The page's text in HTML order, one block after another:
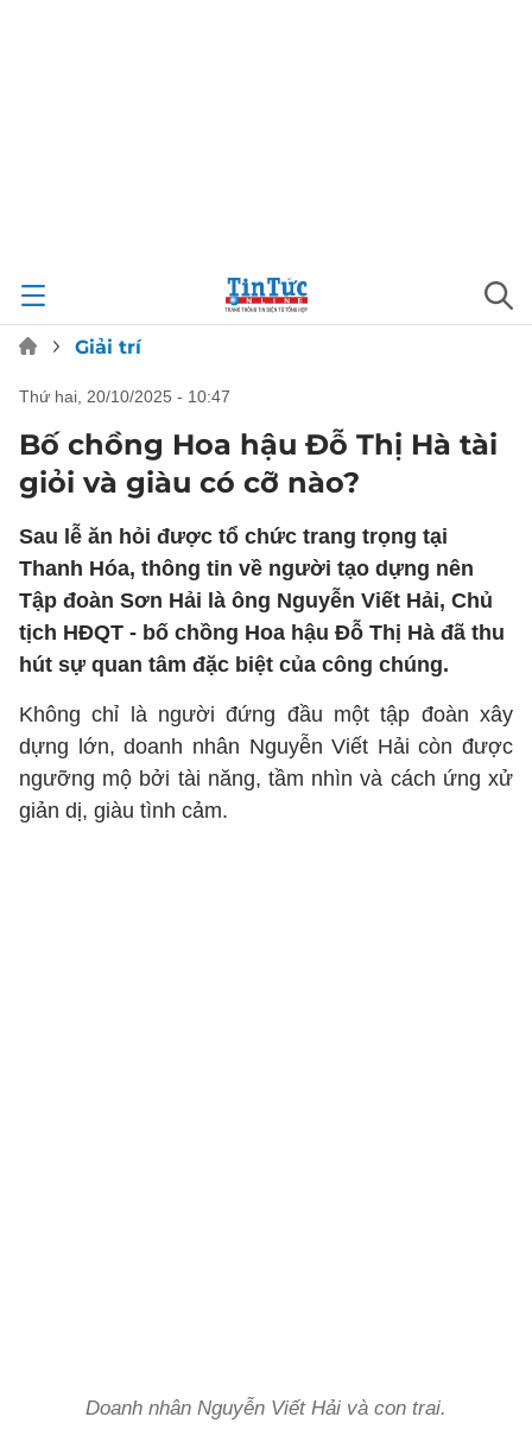
Giải trí
thứ hai, 20/10/2025 - 10:47
Bố chồng Hoa hậu Đỗ Thị Hà tài
giỏi và giàu có cỡ nào?
Sau lễ ăn hỏi được tổ chức trang trọng tại
Thanh Hóa, thông tin về người tạo dựng nên
Tập đoàn Sơn Hải là ông Nguyễn Viết Hải, Chủ
tịch HĐQT - bố chồng Hoa hậu Đỗ Thị Hà đã thu
hút sự quan tâm đặc biệt của công chúng.
Không chỉ là người đứng đầu một tập đoàn xây
dựng lớn, doanh nhân Nguyễn Viết Hải còn được
ngưỡng mộ bởi tài năng, tầm nhìn và cách ứng xử
giản dị, giàu tình cảm.
Doanh nhân Nguyễn Viết Hải và con trai.